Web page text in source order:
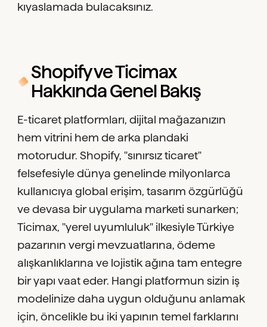
kıyaslamada bulacaksınız.
Shopify ve Ticimax
Hakkında Genel Bakış
E-ticaret platformları, dijital mağazanızın
hem vitrini hem de arka plandaki
motorudur. Shopify, "sınırsız ticaret"
felsefesiyle dünya genelinde milyonlarca
kullanıcıya global erişim, tasarım özgürlüğü
ve devasa bir uygulama marketi sunarken;
Ticimax, "yerel uyumluluk" ilkesiyle Türkiye
pazarının vergi mevzuatlarına, ödeme
alışkanlıklarına ve lojistik ağına tam entegre
bir yapı vaat eder. Hangi platformun sizin iş
modelinize daha uygun olduğunu anlamak
için, öncelikle bu iki yapının temel farklarını